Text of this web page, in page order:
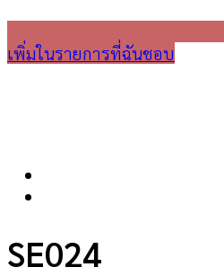
เพิ่มในรายการที่ฉันชอบ
SE024